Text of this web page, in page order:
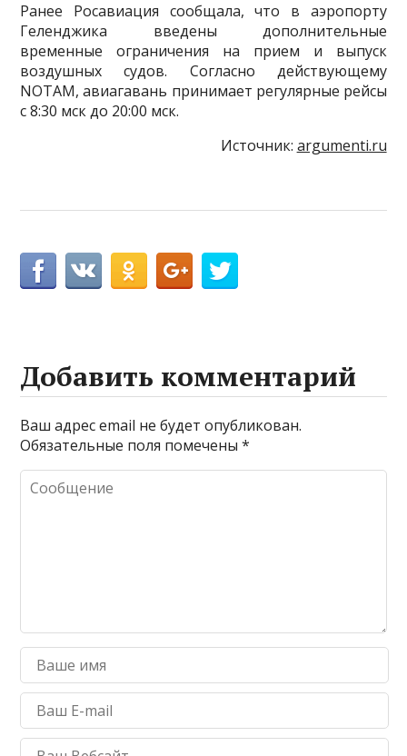
Ранее Росавиация сообщала, что в аэропорту
Геленджика введены дополнительные
временные ограничения на прием и выпуск
воздушных судов. Согласно действующему
NOTAM, авиагавань принимает регулярные рейсы
с 8:30 мск до 20:00 мск.
Источник: argumenti.ru
Добавить комментарий
Ваш адрес email не будет опубликован.
Обязательные поля помечены*